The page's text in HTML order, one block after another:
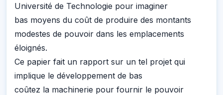
Université de Technologie pour imaginer
bas moyens du coût de produire des montants
modestes de pouvoir dans les emplacements
éloignés.
Ce papier fait un rapport sur un tel projet qui
implique le développement de bas
coûtez la machinerie pour fournir le pouvoir